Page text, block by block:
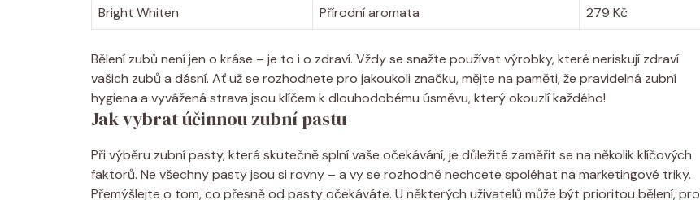
Bright Whiten
Přírodní aromata 279 Kč
Bělení zubů není jen‍ o kráse⁢ –⁣ je to i o zdraví. Vždy se snažte používat ⁤výrobky, které neriskují⁤ zdraví
vašich zubů a dásní. Ať ‍už‍ se rozhodnete pro jakoukoli značku, mějte na paměti, že pravidelná zubní
hygiena a vyvážená​ strava jsou​ klíčem ⁤k⁤ dlouhodobému úsměvu, který​ okouzlí ‌každého!
Jak vybrat účinnou zubní pastu
Při výběru ‍zubní pasty, která skutečně splní⁢ vaše očekávání, je důležité zaměřit​ se⁣ na několik klíčových⁢
faktorů. Ne všechny pasty​ jsou si ⁤rovny ⁢–​ a ⁤vy ‍se rozhodně nechcete spoléhat na marketingové ⁣triky.
Přemýšlejte o‌ tom, co přesně od⁤ pasty očekáváte. U některých‍ uživatelů může být prioritou bělení, pro